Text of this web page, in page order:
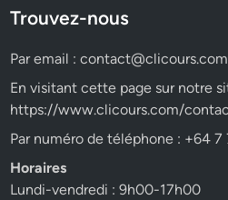
Trouvez-nous
Par email :contact@clicours.com
En visitant cette page sur notre
https://www.clicours.com/
Par numéro de téléphone : +64 7
Horaires
Lundi-vendredi : 9h00-17h00